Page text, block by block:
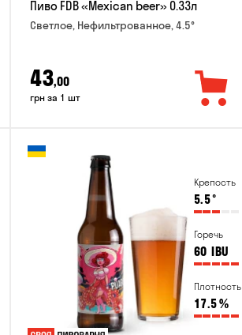
Пиво FDB «Mexican beer» 0.33л
Светлое, Нефильтрованное, 4.5°
43,00
грн за 1 шт
Крепость
5.5°
Горечь
60 IBU
Плотность
17.5%